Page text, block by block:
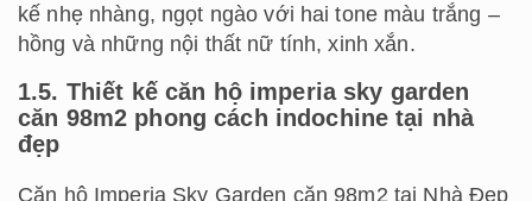
kế nhẹ nhàng, ngọt ngào với hai tone màu trắng –
hồng và những nội thất nữ tính, xinh xắn.
1.5. Thiết kế căn hộ imperia sky garden
căn 98m2 phong cách indochine tại nhà
đẹp
Căn hộ Imperia Sky Garden căn 98m2 tại Nhà Đẹp